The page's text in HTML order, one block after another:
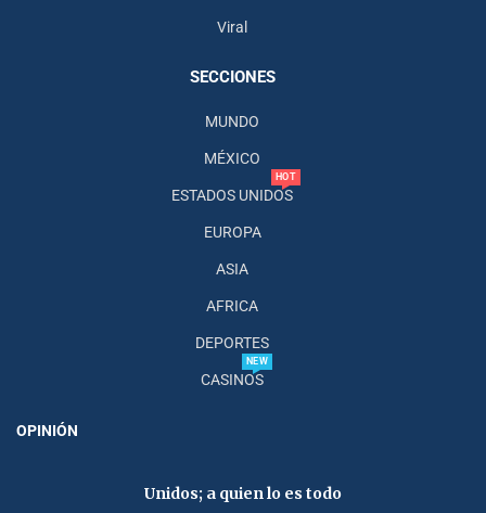
Viral
SECCIONES
MUNDO
MÉXICO
ESTADOS UNIDOS
HOT
EUROPA
ASIA
AFRICA
DEPORTES
CASINOS
NEW
OPINIÓN
Unidos; a quien lo es todo